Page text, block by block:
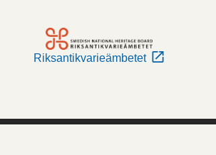
Riksantikvarieämbetet